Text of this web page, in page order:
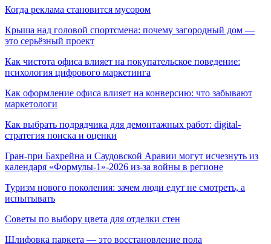
Когда реклама становится мусором
Крыша над головой спортсмена: почему загородный дом —
это серьёзный проект
Как чистота офиса влияет на покупательское поведение:
психология цифрового маркетинга
Как оформление офиса влияет на конверсию: что забывают
маркетологи
Как выбрать подрядчика для демонтажных работ: digital-
стратегия поиска и оценки
Гран-при Бахрейна и Саудовской Аравии могут исчезнуть из
календаря «Формулы-1»-2026 из-за войны в регионе
Туризм нового поколения: зачем люди едут не смотреть, а
испытывать
Советы по выбору цвета для отделки стен
Шлифовка паркета — это восстановление пола